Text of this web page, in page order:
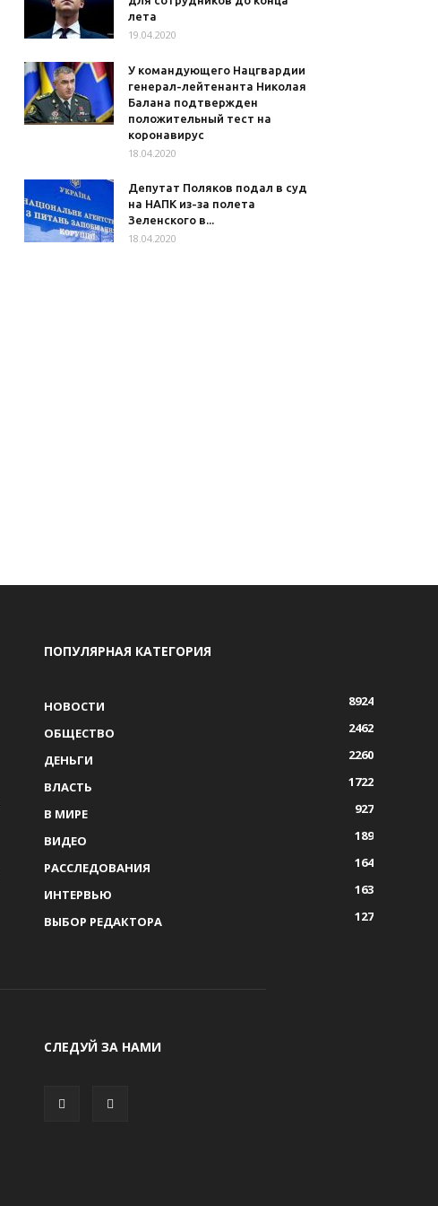
лета
19.04.2020
У командующего Нацгвардии
генерал-лейтенанта Николая
Балана подтвержден
положительный тест на
коронавирус
18.04.2020
Депутат Поляков подал в суд
на НАПК из-за полета
Зеленского в...
18.04.2020
ПОПУЛЯРНАЯ КАТЕГОРИЯ
НОВОСТИ
8924
ОБЩЕСТВО
2462
ДЕНЬГИ
2260
ВЛАСТЬ
1722
В МИРЕ
927
ВИДЕО
189
РАССЛЕДОВАНИЯ
164
ИНТЕРВЬЮ
163
ВЫБОР РЕДАКТОРА
127
СЛЕДУЙ ЗА НАМИ